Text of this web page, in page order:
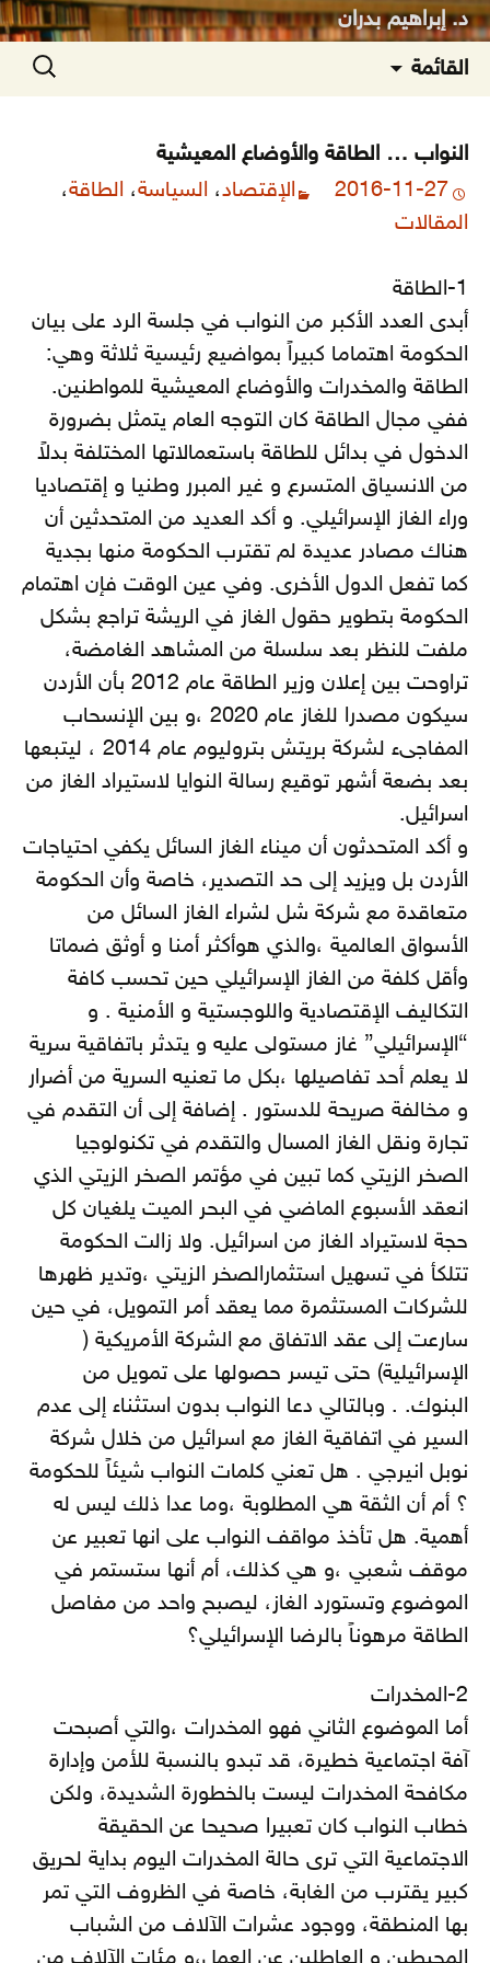
د. إبراهيم بدران
القائمة
إلى
البحث
عن:
النواب … الطاقة والأوضاع المعيشية
2016-11-27
الإقتصاد، السياسة، الطاقة،
المقالات
1-الطاقة
أبدى العدد الأكبر من النواب في جلسة الرد على بيان
الحكومة اهتماما كبيراً بمواضيع رئيسية ثلاثة وهي:
الطاقة والمخدرات والأوضاع المعيشية للمواطنين.
ففي مجال الطاقة كان التوجه العام يتمثل بضرورة
الدخول في بدائل للطاقة باستعمالاتها المختلفة بدلاً
من الانسياق المتسرع و غير المبرر وطنيا و إقتصاديا
وراء الغاز الإسرائيلي. و أكد العديد من المتحدثين أن
هناك مصادر عديدة لم تقترب الحكومة منها بجدية
كما تفعل الدول الأخرى. وفي عين الوقت فإن اهتمام
الحكومة بتطوير حقول الغاز في الريشة تراجع بشكل
ملفت للنظر بعد سلسلة من المشاهد الغامضة،
تراوحت بين إعلان وزير الطاقة عام 2012 بأن الأردن
سيكون مصدرا للغاز عام 2020 ،و بين الإنسحاب
المفاجىء لشركة بريتش بتروليوم عام 2014 ، ليتبعها
بعد بضعة أشهر توقيع رسالة النوايا لاستيراد الغاز من
اسرائيل.
و أكد المتحدثون أن ميناء الغاز السائل يكفي احتياجات
الأردن بل ويزيد إلى حد التصدير، خاصة وأن الحكومة
متعاقدة مع شركة شل لشراء الغاز السائل من
الأسواق العالمية ،والذي هوأكثر أمنا و أوثق ضماتا
وأقل كلفة من الغاز الإسرائيلي حين تحسب كافة
التكاليف الإقتصادية واللوجستية و الأمنية . و
“الإسرائيلي” غاز مستولى عليه و يتدثر باتفاقية سرية
لا يعلم أحد تفاصيلها ،بكل ما تعنيه السرية من أضرار
و مخالفة صريحة للدستور . إضافة إلى أن التقدم في
تجارة ونقل الغاز المسال والتقدم في تكنولوجيا
الصخر الزيتي كما تبين في مؤتمر الصخر الزيتي الذي
انعقد الأسبوع الماضي في البحر الميت يلغيان كل
حجة لاستيراد الغاز من اسرائيل. ولا زالت الحكومة
تتلكأ في تسهيل استثمارالصخر الزيتي ،وتدير ظهرها
للشركات المستثمرة مما يعقد أمر التمويل، في حين
سارعت إلى عقد الاتفاق مع الشركة الأمريكية (
الإسرائيلية) حتى تيسر حصولها على تمويل من
البنوك. . وبالتالي دعا النواب بدون استثناء إلى عدم
السير في اتفاقية الغاز مع اسرائيل من خلال شركة
نوبل انيرجي . هل تعني كلمات النواب شيئاً للحكومة
؟ أم أن الثقة هي المطلوبة ،وما عدا ذلك ليس له
أهمية. هل تأخذ مواقف النواب على انها تعبير عن
موقف شعبي ،و هي كذلك، أم أنها ستستمر في
الموضوع وتستورد الغاز، ليصبح واحد من مفاصل
الطاقة مرهوناً بالرضا الإسرائيلي؟
2-المخدرات
أما الموضوع الثاني فهو المخدرات ،والتي أصبحت
آفة اجتماعية خطيرة، قد تبدو بالنسبة للأمن وإدارة
مكافحة المخدرات ليست بالخطورة الشديدة، ولكن
خطاب النواب كان تعبيرا صحيحا عن الحقيقة
الاجتماعية التي ترى حالة المخدرات اليوم بداية لحريق
كبير يقترب من الغابة، خاصة في الظروف التي تمر
بها المنطقة، ووجود عشرات الآلاف من الشباب